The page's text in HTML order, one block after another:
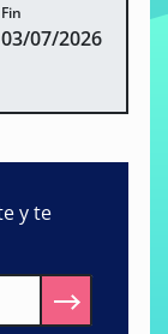
Fin
03/07/2026
y te